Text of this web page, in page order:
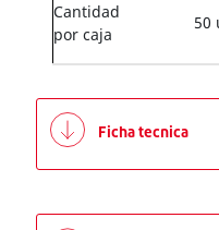
Cantidad
por caja
50
Ficha tecnica